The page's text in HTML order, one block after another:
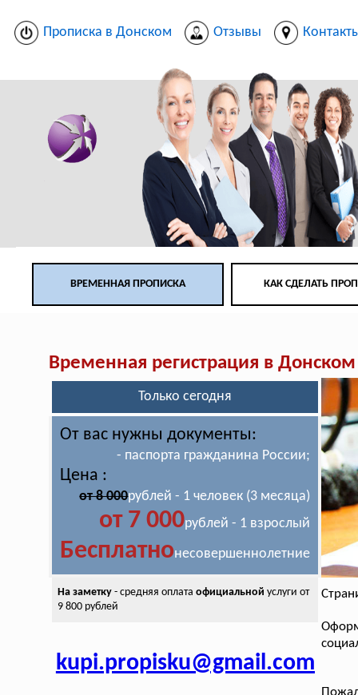
Прописка в Донском Отзывы
ВРЕМЕННАЯ ПРОПИСКА КАК СДЕЛАТЬ
Временная регистрация в Донском
Только сегодня
От вас нужны документы:
- паспорта гражданина России;
Цена :
от 8 000рублей - 1 человек (3 месяца)
от 7 000рублей - 1 взрослый
Бесплатнонесовершеннолетние
На заметку - средняя оплатаофициальной услуги от
9 800 рублей
kupi.propisku@gmail.com